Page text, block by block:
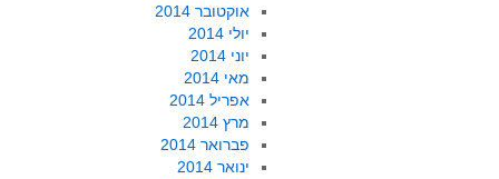
אוקטובר 2014
יולי 2014
יוני 2014
מאי 2014
אפריל 2014
מרץ 2014
פברואר 2014
ינואר 2014